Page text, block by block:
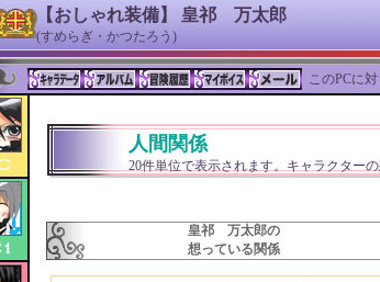
【おしゃれ装備】 皇祁 万太郎
(すめらぎ・かつたろう)
このPCに対
人間関係
20件単位で表示されます。キャラクター
皇祁 万太郎の
想っている関係